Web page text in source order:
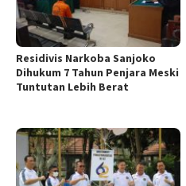
Residivis Narkoba Sanjoko
Dihukum 7 Tahun Penjara Meski
Tuntutan Lebih Berat